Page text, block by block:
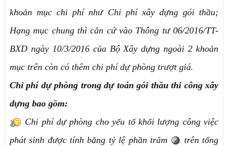
khoản mục chi phí như Chi phí xây dựng gói thầu;
Hạng mục chung thì căn cứ vào Thông tư 06/2016/TT-
BXD ngày 10/3/2016 của Bộ Xây dựng ngoài 2 khoản
mục trên còn có thêm chi phí dự phòng trượt giá.
Chi phí dự phòng trong dự toán gói thầu thi công xây
dựng bao gồm:
Chi phí dự phòng cho yếu tố khối lượng công việc
phát sinh được tính bằng tỷ lệ phần trăm
trên tổng